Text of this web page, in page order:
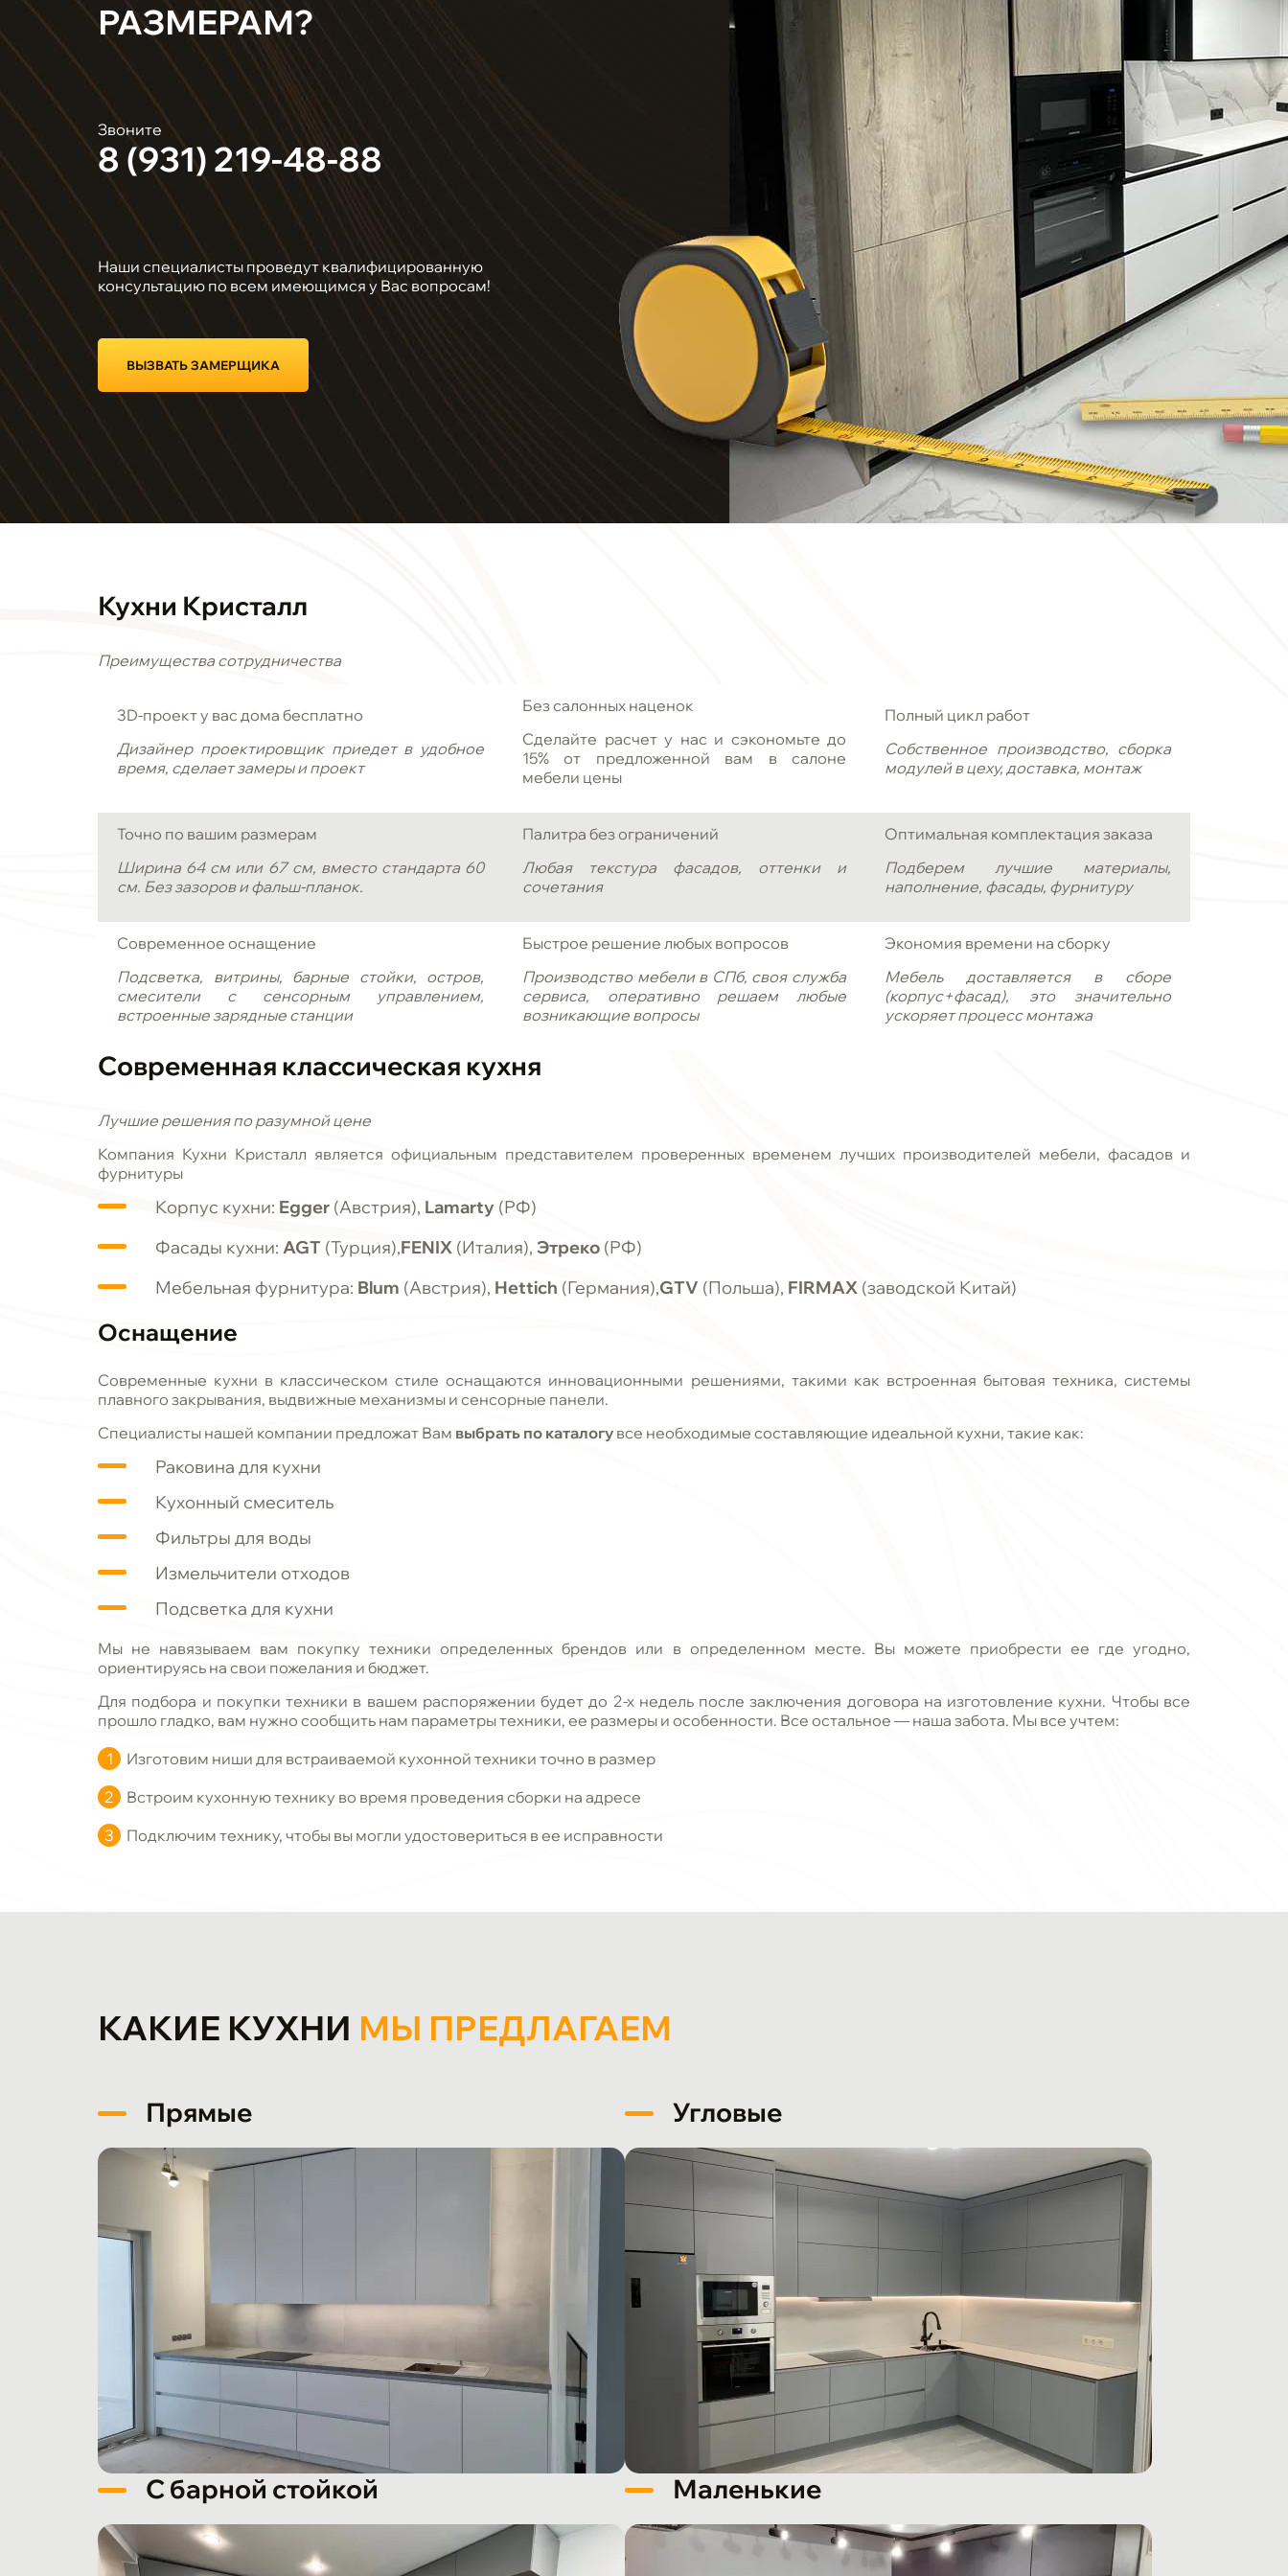
РАЗМЕРАМ?
Звоните
8 (931) 219-48-88
Наши специалисты проведут квалифицированную
консультацию по всем имеющимся у Вас вопросам!
ВЫЗВАТЬ ЗАМЕРЩИКА
Кухни Кристалл
Преимущества сотрудничества
3D-проект у вас дома бесплатно
Дизайнер проектировщик приедет в удобное
время, сделает замеры и проект
Без салонных наценок
Сделайте расчет у нас и сэкономьте до
15% от предложенной вам в салоне
мебели цены
Полный цикл работ
Собственное производство, сборка
модулей в цеху, доставка, монтаж
Точно по вашим размерам
Ширина 64 см или 67 см, вместо стандарта 60
см. Без зазоров и фальш-планок.
Палитра без ограничений
Любая текстура фасадов, оттенки и
сочетания
Оптимальная комплектация заказа
Подберем лучшие материалы,
наполнение, фасады, фурнитуру
Современное оснащение
Подсветка, витрины, барные стойки, остров,
смесители с сенсорным управлением,
встроенные зарядные станции
Быстрое решение любых вопросов
Производство мебели в СПб, своя служба
сервиса, оперативно решаем любые
возникающие вопросы
Экономия времени на сборку
Мебель доставляется в сборе
(корпус+фасад), это значительно
ускоряет процесс монтажа
Современная классическая кухня
Лучшие решения по разумной цене
Компания Кухни Кристалл является официальным представителем проверенных временем лучших производителей мебели, фасадов и
фурнитуры
Корпус кухни: Egger (Австрия), Lamarty (РФ)
Фасады кухни: AGT (Турция),FENIX (Италия), Этреко (РФ)
Мебельная фурнитура: Blum (Австрия), Hettich (Германия),GTV (Польша), FIRMAX (заводской Китай)
Оснащение
Современные кухни в классическом стиле оснащаются инновационными решениями, такими как встроенная бытовая техника, системы
плавного закрывания, выдвижные механизмы и сенсорные панели.
Специалисты нашей компании предложат Вам выбрать по каталогу все необходимые составляющие идеальной кухни, такие как:
Раковина для кухни
Кухонный смеситель
Фильтры для воды
Измельчители отходов
Подсветка для кухни
Мы не навязываем вам покупку техники определенных брендов или в определенном месте. Вы можете приобрести ее где угодно,
ориентируясь на свои пожелания и бюджет.
Для подбора и покупки техники в вашем распоряжении будет до 2-х недель после заключения договора на изготовление кухни. Чтобы все
прошло гладко, вам нужно сообщить нам параметры техники, ее размеры и особенности. Все остальное — наша забота. Мы все учтем:
Изготовим ниши для встраиваемой кухонной техники точно в размер
Встроим кухонную технику во время проведения сборки на адресе
Подключим технику, чтобы вы могли удостовериться в ее исправности
КАКИЕ КУХНИ МЫ ПРЕДЛАГАЕМ
Прямые Угловые
С барной стойкой Маленькие